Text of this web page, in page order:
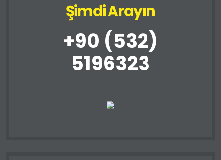
Şimdi Arayın
+90 (532)
5196323